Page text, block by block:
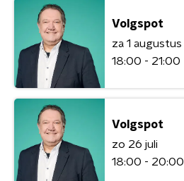
Volgspot
za 1 augustus
18:00 - 21:00
Volgspot
zo 26 juli
18:00 - 20:00